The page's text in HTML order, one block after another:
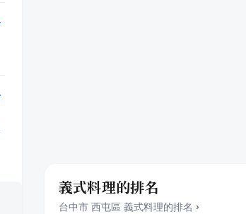
義式料理的排名
台中市 西屯區 義式料理的排名 ›